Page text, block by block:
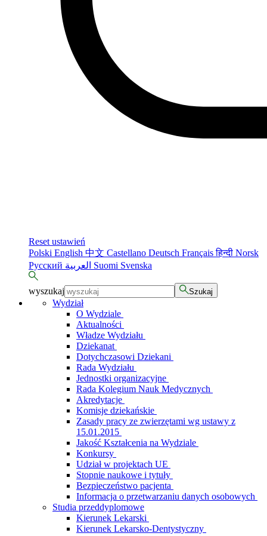
Reset ustawień
Polski English 中文 Castellano Deutsch Françaisहिन्दी Norsk
Русский
Suomi Svenska
wyszukaj Szukaj
Wydział
O Wydziale
Aktualności
Władze Wydziału
Dziekanat
Dotychczasowi Dziekani
Rada Wydziału
Jednostki organizacyjne
Rada Kolegium Nauk Medycznych
Akredytacje
Komisje dziekańskie
Zasady pracy ze zwierzętami wg ustawy z
15.01.2015
Jakość Kształcenia na Wydziale
Konkursy
Udział w projektach UE
Stopnie naukowe i tytuły
Bezpieczeństwo pacjenta
Informacja o przetwarzaniu danych osobowych
Studia przeddyplomowe
Kierunek Lekarski
Kierunek Lekarsko-Dentystyczny